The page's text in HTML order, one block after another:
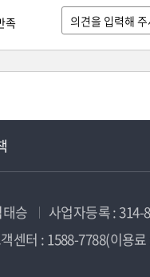
족
승 사업자등록 : 314-
센터 : 1588-7788(이용